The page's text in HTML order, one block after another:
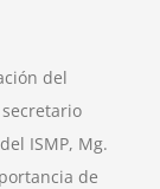
del
ISMP, Mg.
de